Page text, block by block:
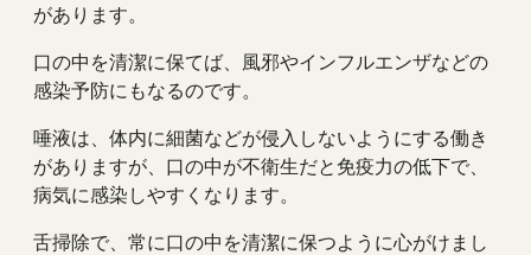
があります。
口の中を清潔に保てば、風邪やインフルエンザなどの
感染予防にもなるのです。
唾液は、体内に細菌などが侵入しないようにする働き
がありますが、口の中が不衛生だと免疫力の低下で、
病気に感染しやすくなります。
舌掃除で、常に口の中を清潔に保つように心がけまし